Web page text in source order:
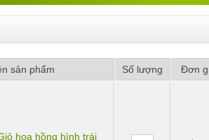
sản phẩm Số lượng Đơn
hoa hồng hình trái